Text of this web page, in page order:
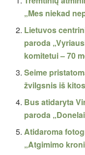
„Mes niekad
Lietuvos
paroda
komitetui – 70
Seime
žvilgsnis iš
Bus atidaryta
paroda
Atidaroma
„Atgimimo